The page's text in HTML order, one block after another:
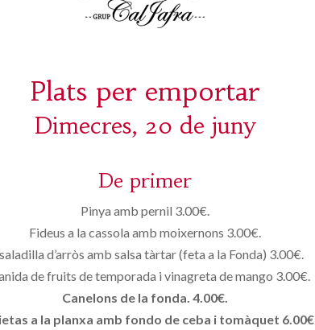
Plats per emportar
Dimecres, 20 de juny
De primer
Pinya amb pernil 3.00€.
Fideus a la cassola amb moixernons 3.00€.
d’arròs amb salsa tàrtar (feta a la Fonda) 3.00€.
de fruits de temporada i vinagreta de mango 3.00€.
Canelons de la fonda. 4.00€.
a la planxa amb fondo de ceba i tomàquet 6.00€